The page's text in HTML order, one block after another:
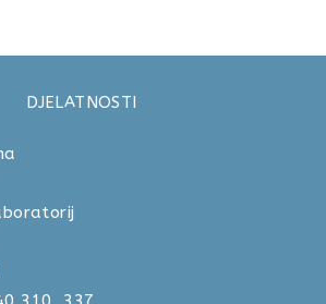
DJELATNOSTI
medicina
laboratorij